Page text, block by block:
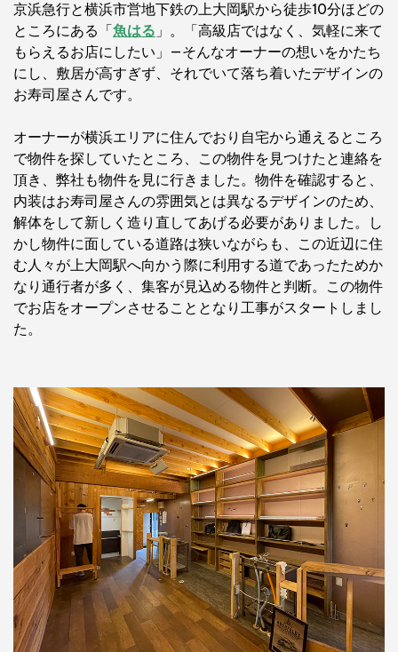
京浜急行と横浜市営地下鉄の上大岡駅から徒歩10分ほどの
ところにある「魚はる 」。「高級店ではなく、気軽に来て
もらえるお店にしたい」—そんなオーナーの想いをかたち
にし、敷居が高すぎず、それでいて落ち着いたデザインの
お寿司屋さんです。
オーナーが横浜エリアに住んでおり自宅から通えるところ
で物件を探していたところ、この物件を見つけたと連絡を
頂き、弊社も物件を見に行きました。物件を確認すると、
内装はお寿司屋さんの雰囲気とは異なるデザインのため、
解体をして新しく造り直してあげる必要がありました。し
かし物件に面している道路は狭いながらも、この近辺に住
む人々が上大岡駅へ向かう際に利用する道であったためか
なり通行者が多く、集客が見込める物件と判断。この物件
でお店をオープンさせることとなり工事がスタートしまし
た。